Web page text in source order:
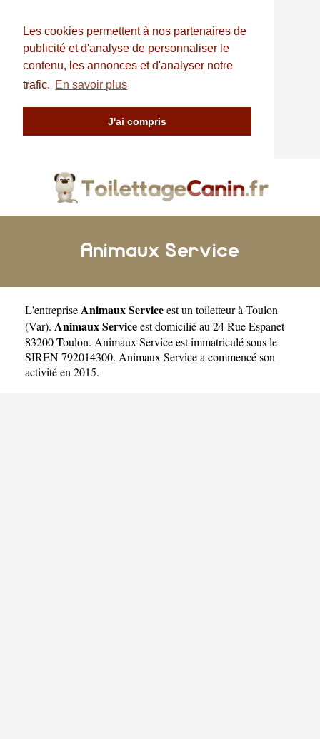
Les cookies permettent à nos partenaires de
publicité et d'analyse de personnaliser le
contenu, les annonces et d'analyser notre
trafic. En savoir plus
J'ai compris
Animaux Service
L'entrepriseAnimaux Serviceest un toiletteur à Toulon
(Var). Animaux Serviceest domicilié au 24 Rue Espanet
83200 Toulon. Animaux Service est immatriculé sous le
SIREN 792014300. Animaux Service a commencé son
activité en 2015.